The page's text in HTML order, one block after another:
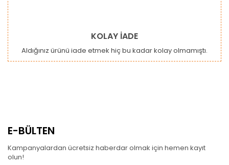
KOLAY İADE
Aldığınız ürünü iade etmek hiç bu kadar kolay olmamıştı.
E-BÜLTEN
Kampanyalardan ücretsiz haberdar olmak için hemen kayıt
olun!